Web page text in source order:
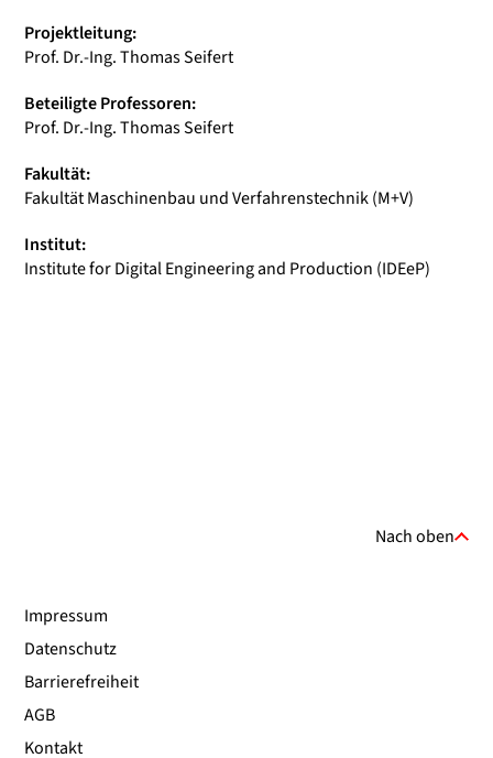
Projektleitung:
Prof. Dr.-Ing. Thomas Seifert
Beteiligte Professoren:
Prof. Dr.-Ing. Thomas Seifert
Fakultät:
Fakultät Maschinenbau und Verfahrenstechnik (M+V)
Institut:
Institute for Digital Engineering and Production (IDEeP)
Nach oben
Impressum
Datenschutz
Barrierefreiheit
AGB
Kontakt